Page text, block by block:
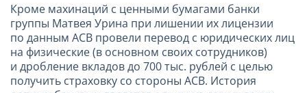
Кроме махинаций с ценными бумагами банки
группы Матвея Урина при лишении их лицензии
по данным АСВ провели перевод с юридических лиц
на физические (в основном своих сотрудников)
и дробление вкладов до 700 тыс. рублей с целью
получить страховку со стороны АСВ. История